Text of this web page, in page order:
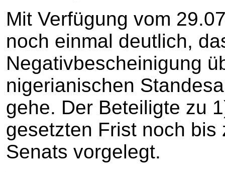
Mit Verfügung vom
noch einmal deutlich,
Negativbescheinigung
nigerianischen
gehe. Der Beteiligte zu
gesetzten Frist noch
Senats vorgelegt.